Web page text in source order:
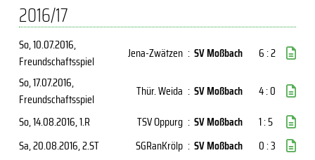
2016/17
So, 10.07.2016,
Freundschaftsspiel
Jena-Zwätzen : SV Moßbach
6 : 2
So, 17.07.2016,
Freundschaftsspiel
Thür. Weida : SV Moßbach
4 : 0
So, 14.08.2016, 1.R TSV Oppurg : SV Moßbach
1 : 5
Sa, 20.08.2016, 2.ST SGRanKrölp : SV Moßbach
0 : 3